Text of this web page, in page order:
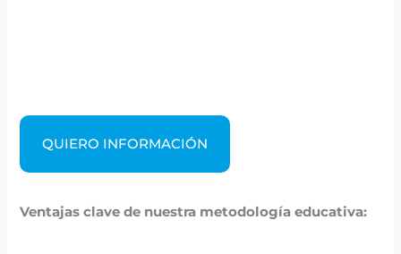
QUIERO INFORMACIÓN
Ventajas clave de nuestra metodología educativa: